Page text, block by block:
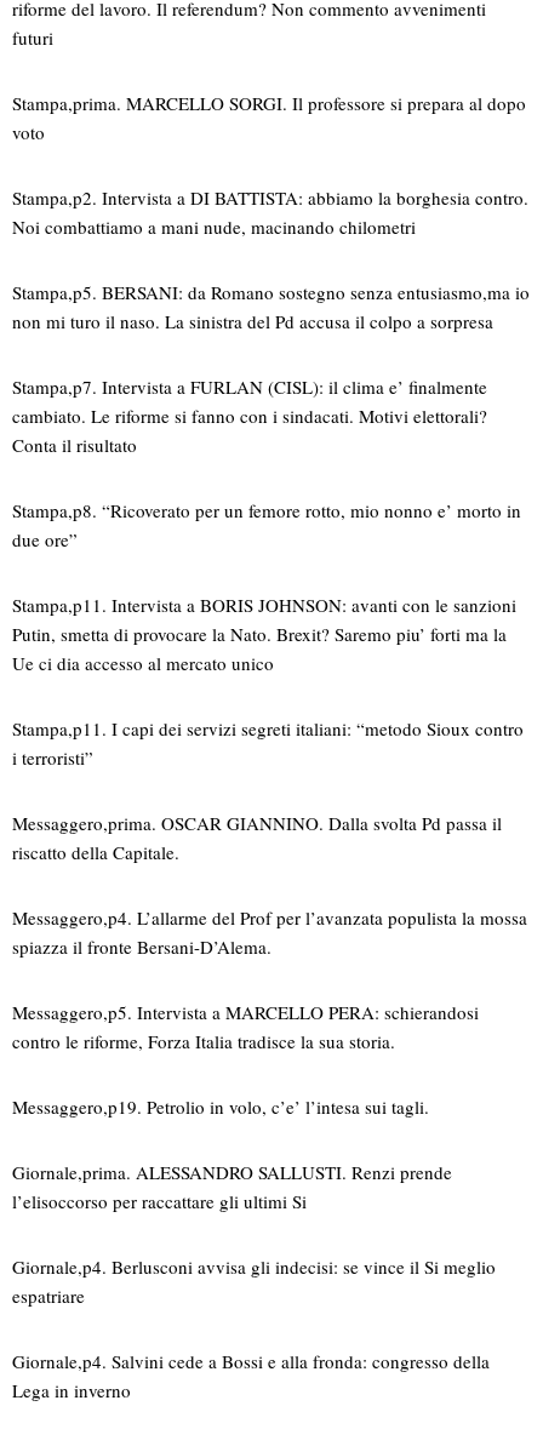
riforme del lavoro. Il referendum? Non commento avvenimenti
futuri
Stampa,prima. MARCELLO SORGI. Il professore si prepara al dopo
voto
Stampa,p2. Intervista a DI BATTISTA: abbiamo la borghesia contro.
Noi combattiamo a mani nude, macinando chilometri
Stampa,p5. BERSANI: da Romano sostegno senza entusiasmo,ma io
non mi turo il naso. La sinistra del Pd accusa il colpo a sorpresa
Stampa,p7. Intervista a FURLAN (CISL): il clima e’ finalmente
cambiato. Le riforme si fanno con i sindacati. Motivi elettorali?
Conta il risultato
Stampa,p8. “Ricoverato per un femore rotto, mio nonno e’ morto in
due ore”
Stampa,p11. Intervista a BORIS JOHNSON: avanti con le sanzioni
Putin, smetta di provocare la Nato. Brexit? Saremo piu’ forti ma la
Ue ci dia accesso al mercato unico
Stampa,p11. I capi dei servizi segreti italiani: “metodo Sioux contro
i terroristi”
Messaggero,prima. OSCAR GIANNINO. Dalla svolta Pd passa il
riscatto della Capitale.
Messaggero,p4. L’allarme del Prof per l’avanzata populista la mossa
spiazza il fronte Bersani-D’Alema.
Messaggero,p5. Intervista a MARCELLO PERA: schierandosi
contro le riforme, Forza Italia tradisce la sua storia.
Messaggero,p19. Petrolio in volo, c’e’ l’intesa sui tagli.
Giornale,prima. ALESSANDRO SALLUSTI. Renzi prende
l’elisoccorso per raccattare gli ultimi Si
Giornale,p4. Berlusconi avvisa gli indecisi: se vince il Si meglio
espatriare
Giornale,p4. Salvini cede a Bossi e alla fronda: congresso della
Lega in inverno